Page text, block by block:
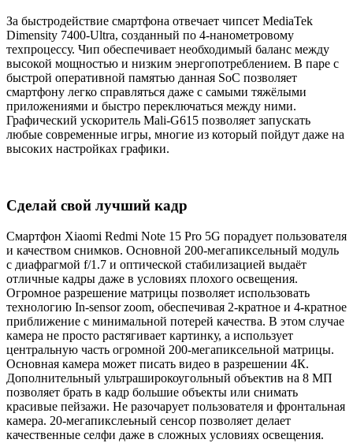
За быстродействие смартфона отвечает чипсет MediaTek
Dimensity 7400-Ultra, созданный по 4-нанометровому
техпроцессу. Чип обеспечивает необходимый баланс между
высокой мощностью и низким энергопотреблением. В паре с
быстрой оперативной памятью данная SoC позволяет
смартфону легко справляться даже с самыми тяжёлыми
приложениями и быстро переключаться между ними.
Графический ускоритель Mali-G615 позволяет запускать
любые современные игры, многие из который пойдут даже на
высоких настройках графики.
Сделай свой лучший кадр
Смартфон Xiaomi Redmi Note 15 Pro 5G порадует пользователя
и качеством снимков. Основной 200-мегапиксельный модуль
с диафрагмой f/1.7 и оптической стабилизацией выдаёт
отличные кадры даже в условиях плохого освещения.
Огромное разрешение матрицы позволяет использовать
технологию In-sensor zoom, обеспечивая 2-кратное и 4-кратное
приближение с минимальной потерей качества. В этом случае
камера не просто растягивает картинку, а использует
центральную часть огромной 200-мегапиксельной матрицы.
Основная камера может писать видео в разрешении 4К.
Дополнительный ультраширокоугольный объектив на 8 МП
позволяет брать в кадр большие объекты или снимать
красивые пейзажи. Не разочарует пользователя и фронтальная
камера. 20-мегапикслеьный сенсор позволяет делает
качественные селфи даже в сложных условиях освещения.